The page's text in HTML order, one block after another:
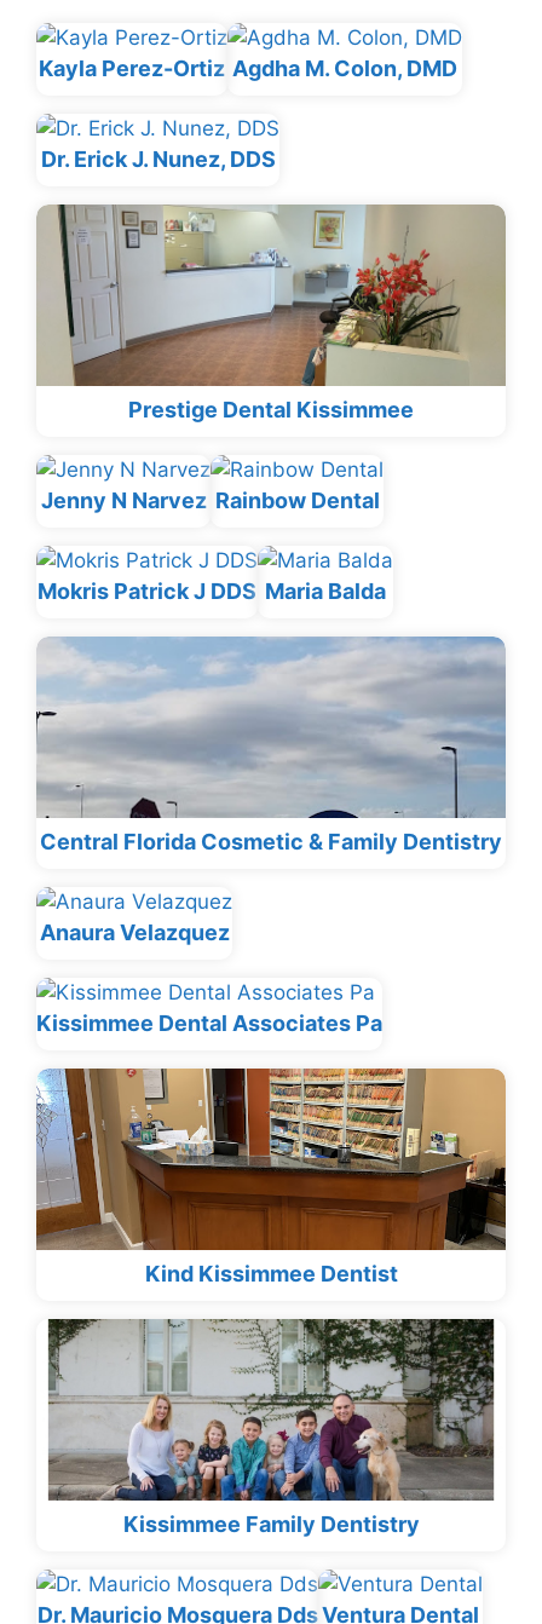
Kayla Perez-Ortiz Agdha M. Colon, DMD
Dr. Erick J. Nunez, DDS
Prestige Dental Kissimmee
Jenny N Narvez Rainbow Dental
Mokris Patrick J DDS Maria Balda
Central Florida Cosmetic & Family Dentistry
Anaura Velazquez
Kissimmee Dental Associates Pa
Kind Kissimmee Dentist
Kissimmee Family Dentistry
Dr. Mauricio Mosquera DdsVentura Dental